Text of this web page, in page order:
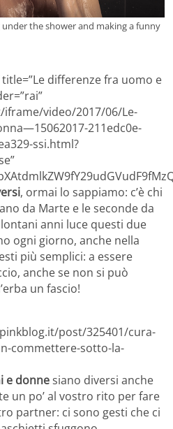
the shower and making a funny
differenze fra uomo e
video/2017/06/Le-
211edc0e-
ssi.html?
, ormai lo sappiamo: c’è chi
da Marte e le seconde da
anni luce questi due
ogni giorno, anche nella
più semplici: a essere
anche se non si può
un fascio!
post/325401/cura-
commettere-sotto-la-
e donnesiano diversi anche
un po’ al vostro rito per fare
partner: ci sono gesti che ci